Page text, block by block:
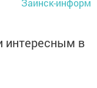
Заинск-информ
в